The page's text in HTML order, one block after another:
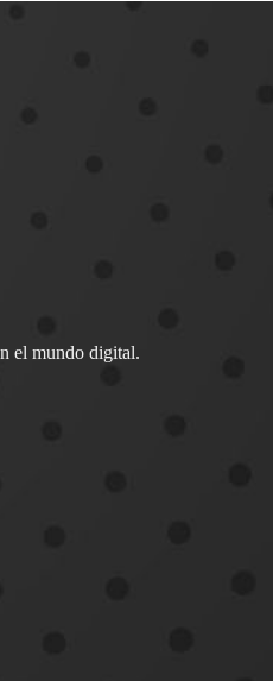
el mundo digital.